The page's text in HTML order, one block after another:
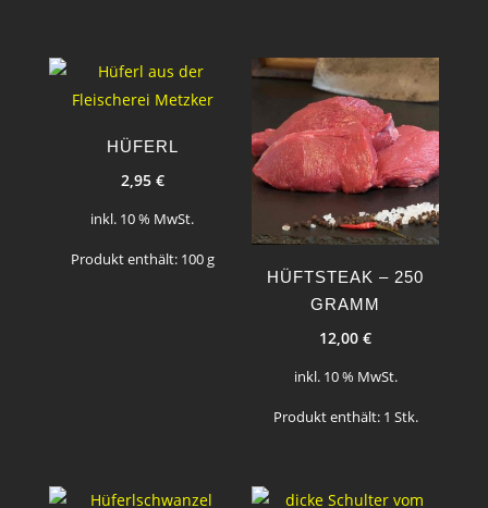
HÜFERL
2,95 €
inkl. 10 % MwSt.
Produkt enthält: 100g
HÜFTSTEAK – 250
GRAMM
12,00€
inkl. 10 % MwSt.
Produkt enthält: 1 Stk.